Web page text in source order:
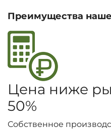
Преимущества
Цена ниже
50%
Собственное